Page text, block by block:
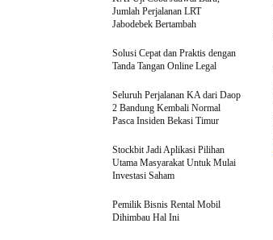
Jumlah Perjalanan LRT
Jabodebek Bertambah
Solusi Cepat dan Praktis dengan
Tanda Tangan Online Legal
Seluruh Perjalanan KA dari Daop
2 Bandung Kembali Normal
Pasca Insiden Bekasi Timur
Stockbit Jadi Aplikasi Pilihan
Utama Masyarakat Untuk Mulai
Investasi Saham
Pemilik Bisnis Rental Mobil
Dihimbau Hal Ini